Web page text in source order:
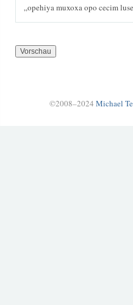
„opehiya muxoxa opo cecim
©2008–2024 Michael